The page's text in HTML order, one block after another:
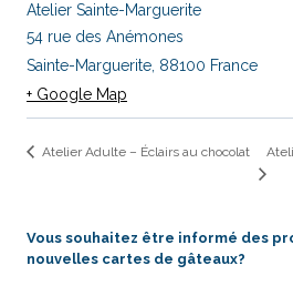
Atelier Sainte-Marguerite
54 rue des Anémones
Sainte-Marguerite, 88100 France
+ Google Map
Atelier Adulte – Éclairs au chocolat
Vous souhaitez être informé des
nouvelles cartes de gâteaux?